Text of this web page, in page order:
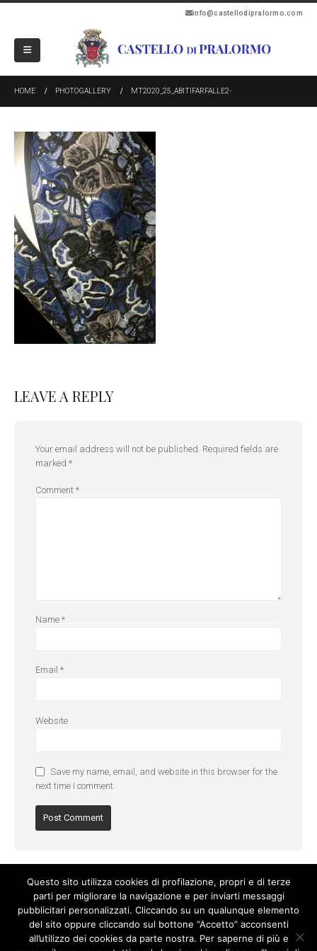
info@castellodipralormo.com
HOME PHOTOGALLERY MT2020_25_ABITIFARFALLE2-
LEAVE A REPLY
Your email address will not be published. Required fields are
marked *
Comment *
Name *
Email *
Website
Save my name, email, and website in this browser for the
next time I comment.
Questo sito utilizza cookies di profilazione, propri e di terze
parti per migliorare la navigazione e per inviarti messaggi
pubblicitari personalizzati. Cliccando su un qualunque elemento
del sito oppure cliccando sul bottone “Accetto” acconsenti
all’utilizzo dei cookies da parte nostra. Per saperne di più e